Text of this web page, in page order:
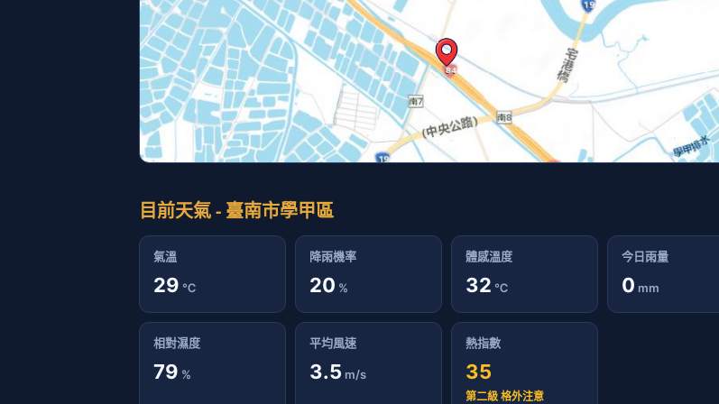
目前天氣 - 臺南市學甲區
氣溫
29 ℃
降雨機率
20 %
體感溫度
32 ℃
今日雨量
0 mm
相對濕度
79 %
平均風速
3.5 m/s
熱指數
35
第二級 格外注意